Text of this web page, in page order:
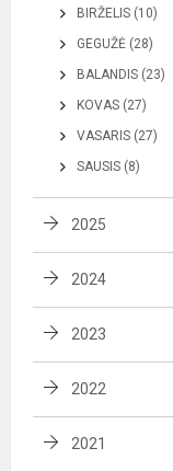
BIRŽELIS (10)
GEGUŽĖ (28)
BALANDIS (23)
KOVAS (27)
VASARIS (27)
SAUSIS (8)
2025
2024
2023
2022
2021